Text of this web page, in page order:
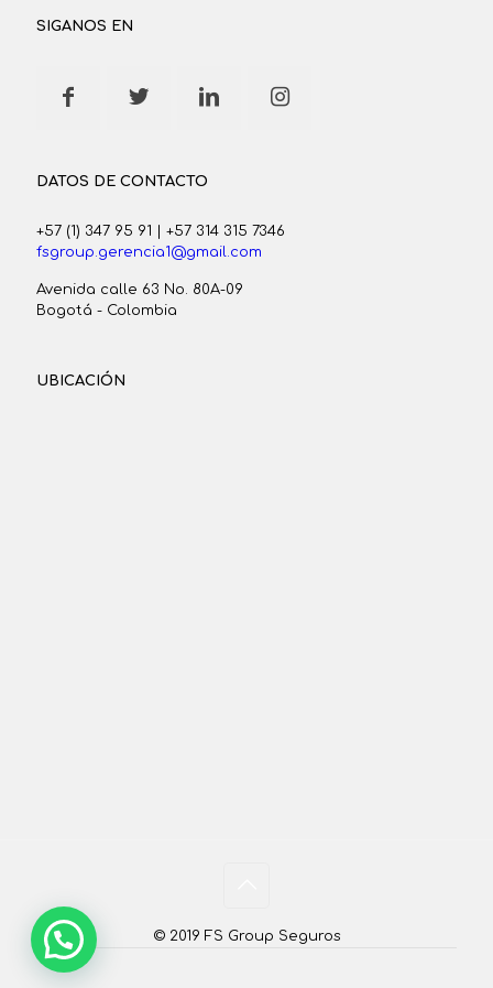
SIGANOS EN
DATOS DE CONTACTO
+57 (1) 347 95 91
+57 314 315 7346
fsgroup.gerencia1@gmail.com
Avenida calle 63 No. 80A-09
Bogotá - Colombia
UBICACIÓN
© 2019 FS Group Seguros